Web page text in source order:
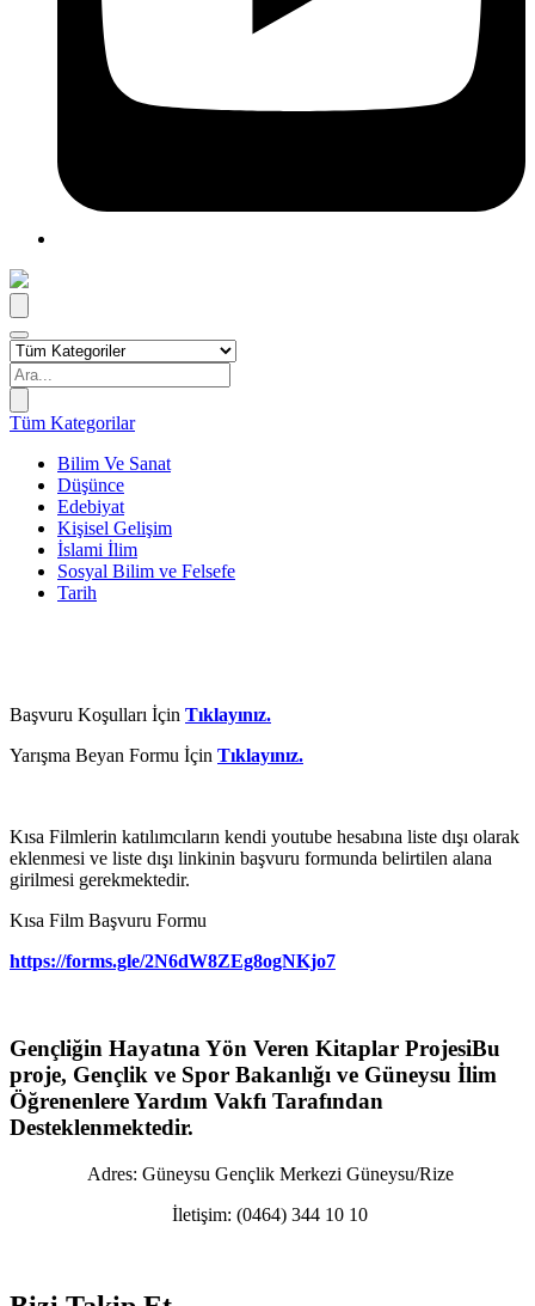
Tüm Kategorilar
Bilim Ve Sanat
Düşünce
Edebiyat
Kişisel Gelişim
İslami İlim
Sosyal Bilim ve Felsefe
Tarih
Başvuru Koşulları İçin Tıklayınız.
Yarışma Beyan Formu İçin Tıklayınız.
Kısa Filmlerin katılımcıların kendi youtube hesabına liste dışı olarak
eklenmesi ve liste dışı linkinin başvuru formunda belirtilen alana
girilmesi gerekmektedir.
Kısa Film Başvuru Formu
https://forms.gle/2N6dW8ZEg8ogNKjo7
Gençliğin Hayatına Yön Veren Kitaplar ProjesiBu
proje, Gençlik ve Spor Bakanlığı ve Güneysu İlim
Öğrenenlere Yardım Vakfı Tarafından
Desteklenmektedir.
Adres: Güneysu Gençlik Merkezi Güneysu/Rize
İletişim: (0464) 344 10 10